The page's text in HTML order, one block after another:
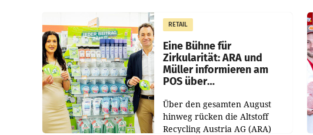
erwirtschaftet, was einem Plus
von 3,8 Prozent gegenüber
dem Vergleichszeitraum
RETAIL
Eine Bühne für
Zirkularität: ARA und
Müller informieren am
POS über
Über den gesamten August
hinweg rücken die Altstoff
Recycling Austria AG (ARA)